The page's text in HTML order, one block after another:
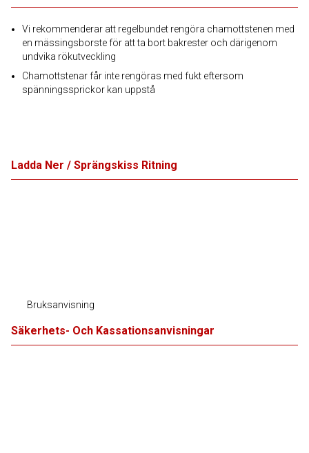
Vi rekommenderar att regelbundet rengöra chamottstenen med
en mässingsborste för att ta bort bakrester och därigenom
undvika rökutveckling
Chamottstenar får inte rengöras med fukt eftersom
spänningssprickor kan uppstå
Ladda Ner / Sprängskiss Ritning
Bruksanvisning
Säkerhets- Och Kassationsanvisningar